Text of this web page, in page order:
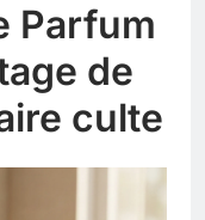
Parfum
de
culte